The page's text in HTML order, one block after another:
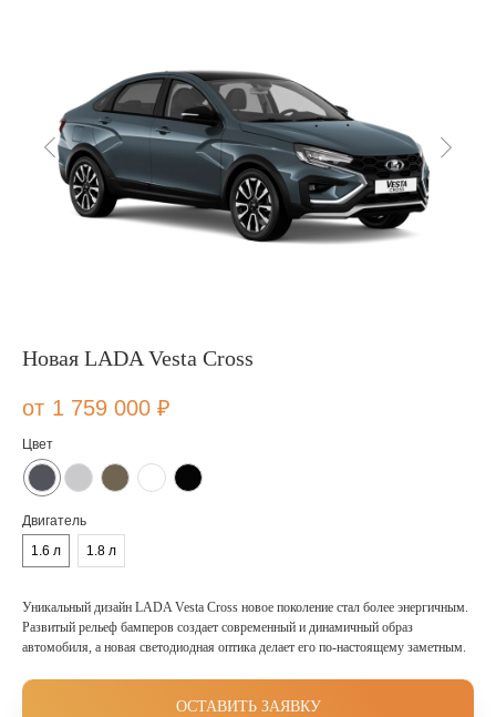
Новая LADA Vesta Cross
1 759 000 ₽
Цвет
Двигатель
1.6 л
1.8 л
Уникальный дизайн LADA Vesta Cross новое поколение стал более энергичным.
Развитый рельеф бамперов создает современный и динамичный образ
автомобиля, а новая светодиодная оптика делает его по-настоящему заметным.
ОСТАВИТЬ ЗАЯВКУ